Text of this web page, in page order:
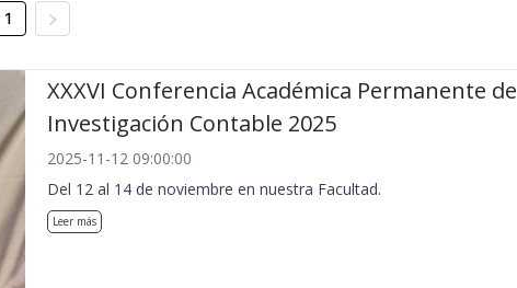
1
XXXVI Conferencia Académica Permanente de
Investigación Contable 2025
2025-11-12 09:00:00
Del 12 al 14 de noviembre en nuestra Facultad.
Leer más